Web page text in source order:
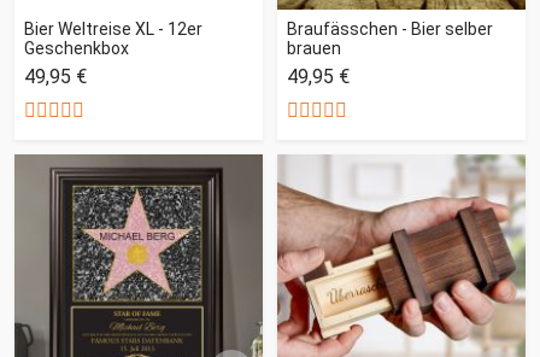
Bier Weltreise XL - 12er
Geschenkbox
49,95 €
Braufässchen - Bier selber
brauen
49,95 €